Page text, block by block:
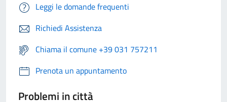
Leggi le domande frequenti
Richiedi Assistenza
Chiama il comune +39 031 757211
Prenota un appuntamento
Problemi in città